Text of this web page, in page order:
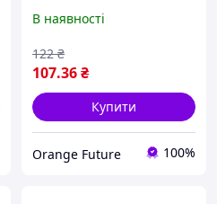
насадок для шуруповерта
В наявності
107.36₴
122 ₴
Купити
Orange Future 100%